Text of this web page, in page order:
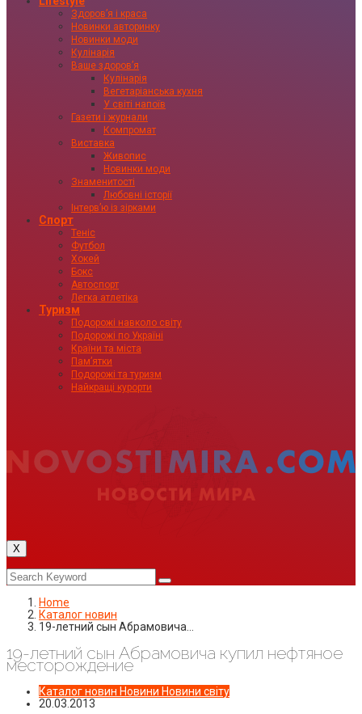
Здоровʼя і краса
Новинки авторинку
Новинки моди
Кулінарія
Ваше здоровʼя
Кулінарія
Вегетаріанська кухня
У світі напоїв
Газети і журнали
Компромат
Виставка
Живопис
Новинки моди
Знаменитості
Любовні історії
Інтервʼю із зірками
Спорт
Теніс
Футбол
Хокей
Бокс
Автоспорт
Легка атлетіка
Туризм
Подорожі навколо світу
Подорожі по Україні
Країни та міста
Пам’ятки
Подорожі та туризм
Найкращі курорти
X
Home
Каталог новин
19-летний сын Абрамовича…
19-летний сын Абрамовича купил нефтяное
месторождение
Каталог новин Новини Новини світу
20.03.2013